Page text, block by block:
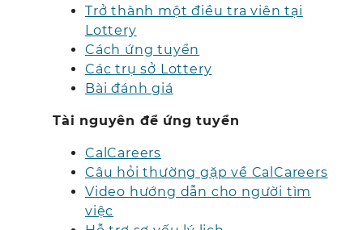
Trở thành một điều tra viên tại
Lottery
Cách ứng tuyển
Các trụ sở Lottery
Bài đánh giá
Tài nguyên để ứng tuyển
CalCareers
Câu hỏi thường gặp về CalCareers
Video hướng dẫn cho người tìm
việc